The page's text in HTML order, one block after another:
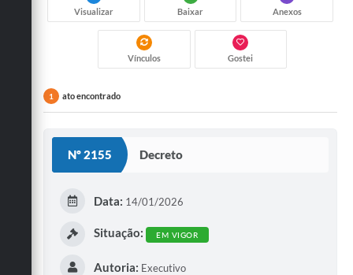
Visualizar Baixar Anexos
Vínculos Gostei
1 ato encontrado
Nº 2155 Decreto
Data: 14/01/2026
Situação: EM VIGOR
Autoria: Executivo